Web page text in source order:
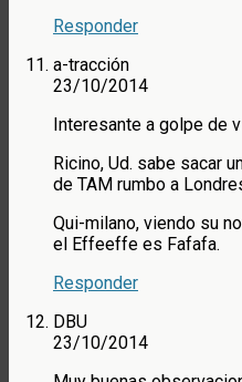
Responder
a-tracción
23/10/2014
Interesante a golpe de
Ricino, Ud. sabe sacar
de TAM rumbo a
Qui-milano, viendo su
el Effeeffe es Fafafa.
Responder
DBU
23/10/2014